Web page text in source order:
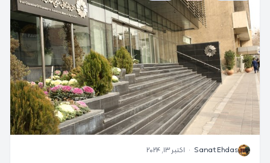
S
Sanat Ehdas
· اکتبر 13, 2024